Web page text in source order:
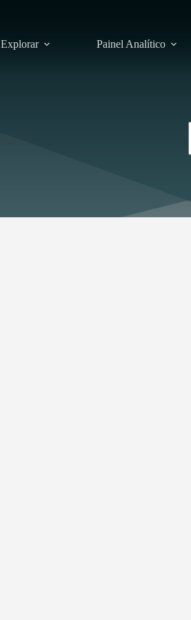
Explorar Painel Analítico